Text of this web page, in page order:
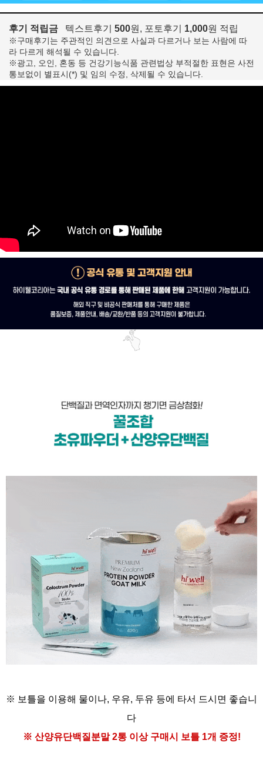
후기 적립금 텍스트후기 500원, 포토후기 1,000원 적립
※구매후기는 주관적인 의견으로 사실과 다르거나 보는 사람에 따
라 다르게 해석될 수 있습니다.
※광고, 오인, 혼동 등 건강기능식품 관련법상 부적절한 표현은 사전
통보없이 별표시(*) 및 임의 수정, 삭제될 수 있습니다.
※ 보틀을 이용해 물이나, 우유, 두유 등에 타서 드시면 좋습니
다
※ 산양유단백질분말2통 이상 구매시 보틀 1개 증정!